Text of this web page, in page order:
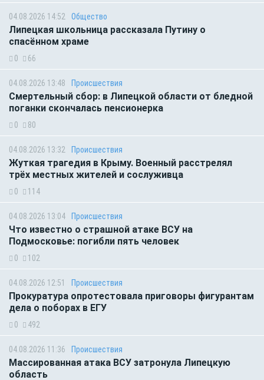
04.08.2026 14:52 Общество
Липецкая школьница рассказала Путину о
спасённом храме
0 66
04.08.2026 13:48 Происшествия
Смертельный сбор: в Липецкой области от бледной
поганки скончалась пенсионерка
0 80
04.08.2026 13:32 Происшествия
Жуткая трагедия в Крыму. Военный расстрелял
трёх местных жителей и сослуживца
0 114
04.08.2026 13:04 Происшествия
Что известно о страшной атаке ВСУ на
Подмосковье: погибли пять человек
0 102
04.08.2026 12:51 Происшествия
Прокуратура опротестовала приговоры фигурантам
дела о поборах в ЕГУ
0 492
04.08.2026 11:36 Происшествия
Массированная атака ВСУ затронула Липецкую
область